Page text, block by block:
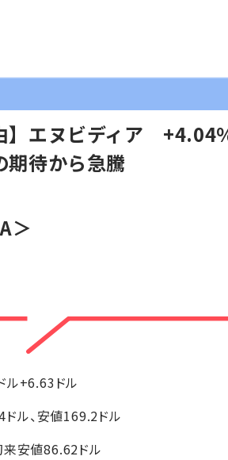
】エヌビディア
期待から急騰
＞
+6.63ドル
ル、安値169.2ドル
安値86.62ドル